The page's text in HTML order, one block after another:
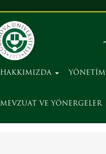
HAKKIMIZDA YÖNETİM
MEVZUAT VE YÖNERGELER